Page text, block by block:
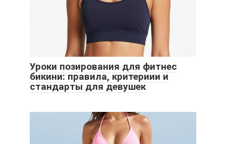
Уроки позирования для фитнес
бикини: правила, критериии и
стандарты для девушек